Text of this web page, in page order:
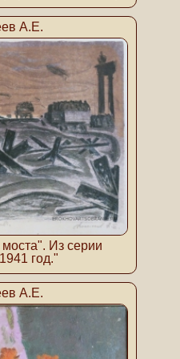
А.Е.
Из серии
год."
А.Е.